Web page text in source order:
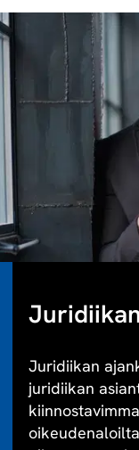
Juridiikan
juridiikan